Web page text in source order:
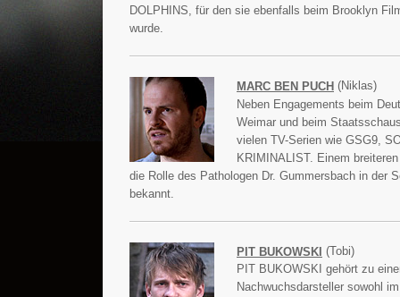
DOLPHINS, für den sie ebenfalls beim Brooklyn
wurde.
MARC BEN PUCH (Niklas)
Neben Engagements beim
Weimar und beim
vielen TV-Serien wie GSG9,
KRIMINALIST. Einem
die Rolle des Pathologen Dr. Gummersbach in der
bekannt.
PIT BUKOWSKI (Tobi)
PIT BUKOWSKI gehört zu
Nachwuchsdarsteller sowohl